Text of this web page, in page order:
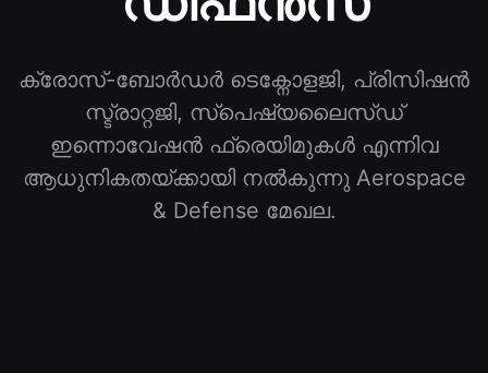
ക്രോസ്-ബോർഡർ ടെക്നോളജി, പ്രിസിഷൻ
സ്ട്രാറ്റജി, സ്പെഷ്യലൈസ്ഡ്
ഇന്നൊവേഷൻ ഫ്രെയിമുകൾ എന്നിവ
ആധുനികതയ്ക്കായി നൽകുന്നു Aerospace
& Defense മേഖല.